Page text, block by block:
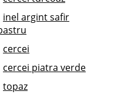
inel argint safir
cercei
cercei piatra verde
topaz